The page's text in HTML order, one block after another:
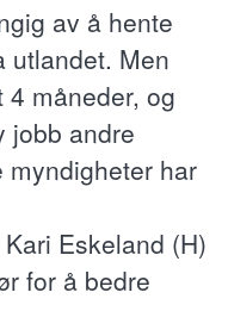
av å hente
utlandet. Men
måneder, og
jobb andre
myndigheter har
Eskeland (H)
for å bedre